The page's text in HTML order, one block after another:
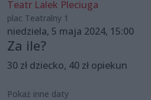
Teatr Lalek Pleciuga
plac Teatralny 1
niedziela, 5 maja 2024, 15:00
Za ile?
30 zł dziecko, 40 zł opiekun
Pokaż inne daty